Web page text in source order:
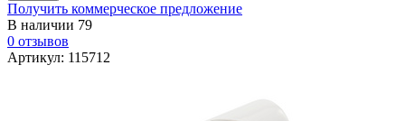
Получить коммерческое предложение
В наличии 79
0 отзывов
Артикул: 115712